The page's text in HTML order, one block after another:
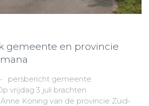
gemeente en provincie
persbericht gemeente
vrijdag 3 juli brachten
Koning van de provincie Zuid-